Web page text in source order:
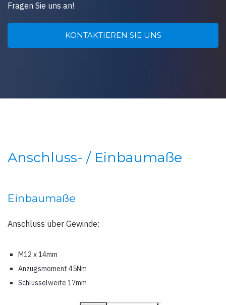
Fragen Sie uns an!
KONTAKTIEREN SIE UNS
Anschluss- / Einbaumaße
Einbaumaße
Anschluss über Gewinde:
M12 x 14mm
Anzugsmoment 45Nm
Schlüsselweite 17mm